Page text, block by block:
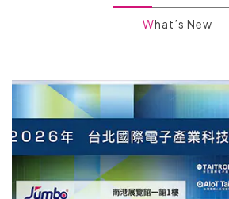
What’s New